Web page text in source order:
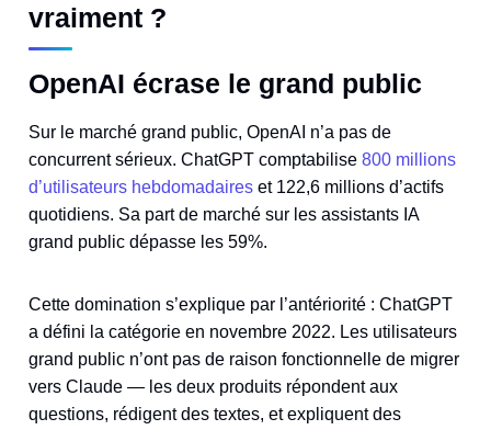
vraiment ?
OpenAI écrase le grand public
Sur le marché grand public, OpenAI n’a pas de
concurrent sérieux. ChatGPT comptabilise 800 millions
d’utilisateurs hebdomadaires et 122,6 millions d’actifs
quotidiens. Sa part de marché sur les assistants IA
grand public dépasse les 59%.
Cette domination s’explique par l’antériorité : ChatGPT
a défini la catégorie en novembre 2022. Les utilisateurs
grand public n’ont pas de raison fonctionnelle de migrer
vers Claude — les deux produits répondent aux
questions, rédigent des textes, et expliquent des